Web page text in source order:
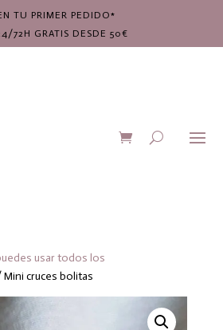
TU PRIMER PEDIDO*
72H GRATIS DESDE 50€
usar todos los
Mini cruces bolitas